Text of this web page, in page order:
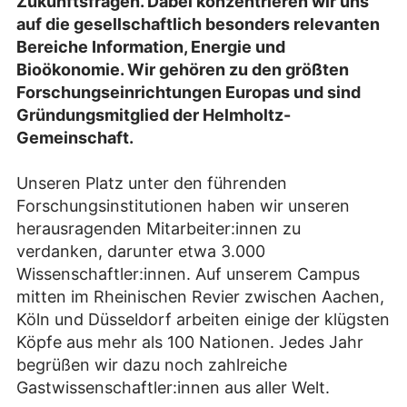
auf die gesellschaftlich besonders relevanten
Bereiche Information, Energie und
Bioökonomie. Wir gehören zu den größten
Forschungseinrichtungen Europas und sind
Gründungsmitglied der Helmholtz-
Gemeinschaft.
Unseren Platz unter den führenden
Forschungsinstitutionen haben wir unseren
herausragenden Mitarbeiter:innen zu
verdanken, darunter etwa 3.000
Wissenschaftler:innen. Auf unserem Campus
mitten im Rheinischen Revier zwischen Aachen,
Köln und Düsseldorf arbeiten einige der klügsten
Köpfe aus mehr als 100 Nationen. Jedes Jahr
begrüßen wir dazu noch zahlreiche
Gastwissenschaftler:innen aus aller Welt.